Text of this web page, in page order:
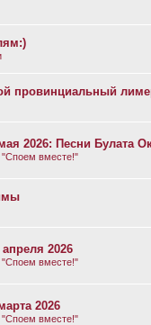
провинциальный
2026: Песни Булата
вместе!"
2026
вместе!"
2026
вместе!"